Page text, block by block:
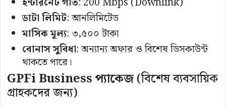
ডাটালিমিট: আনলিমিটেড
মাসিকমূল্য: ৩,৫০০ টাকা
বোনাসসুবিধা: অন্যান্য অফার ও বিশেষ ডিসকাউন্ট
থাকতে পারে।
GPFi Businessপ্যাকেজ(বিশেষ ব্যবসায়িক
গ্রাহকদের জন্য)